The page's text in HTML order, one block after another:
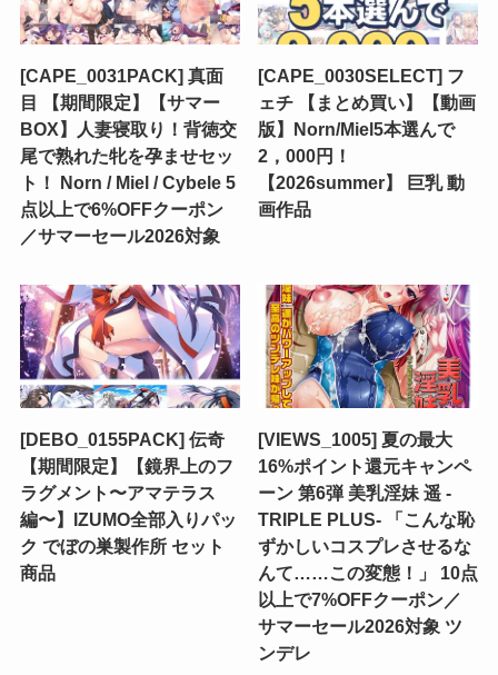
[CAPE_0031PACK] 真面
目 【期間限定】【サマー
BOX】人妻寝取り！背徳交
尾で熟れた牝を孕ませセッ
ト！ Norn / Miel / Cybele 5
点以上で6%OFFクーポン
／サマーセール2026対象
[CAPE_0030SELECT] フ
ェチ 【まとめ買い】【動画
版】Norn/Miel5本選んで
2，000円！
【2026summer】 巨乳 動
画作品
[DEBO_0155PACK] 伝奇
【期間限定】【鏡界上のフ
ラグメント〜アマテラス
編〜】IZUMO全部入りパッ
ク でぼの巣製作所 セット
商品
[VIEWS_1005] 夏の最大
16%ポイント還元キャンペ
ーン 第6弾 美乳淫妹 遥 -
TRIPLE PLUS- 「こんな恥
ずかしいコスプレさせるな
んて……この変態！」 10点
以上で7%OFFクーポン／
サマーセール2026対象 ツ
ンデレ